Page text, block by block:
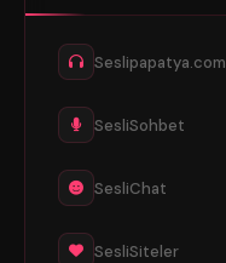
Seslipapatya.com
SesliSohbet
SesliChat
SesliSiteler